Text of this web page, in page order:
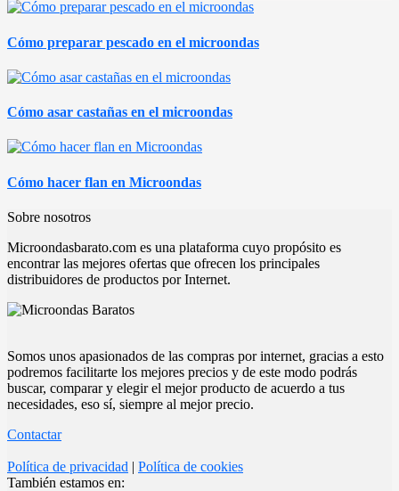
Cómo preparar pescado en el microondas
Cómo asar castañas en el microondas
Cómo hacer flan en Microondas
Sobre nosotros
Microondasbarato.com es una plataforma cuyo propósito es
encontrar las mejores ofertas que ofrecen los principales
distribuidores de productos por Internet.
Somos unos apasionados de las compras por internet, gracias a esto
podremos facilitarte los mejores precios y de este modo podrás
buscar, comparar y elegir el mejor producto de acuerdo a tus
necesidades, eso sí, siempre al mejor precio.
Contactar
Política de privacidad | Política de cookies
También estamos en: